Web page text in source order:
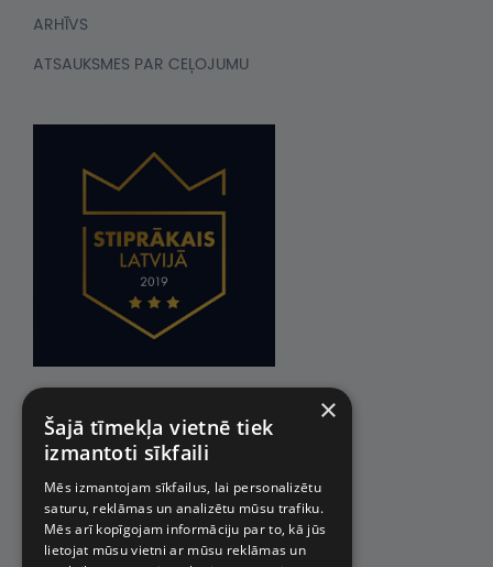
ARHĪVS
ATSAUKSMES PAR CEĻOJUMU
×
Šajā tīmekļa vietnē tiek
izmantoti sīkfaili
Mēs izmantojam sīkfailus, lai personalizētu
saturu, reklāmas un analizētu mūsu trafiku.
Mēs arī kopīgojam informāciju par to, kā jūs
lietojat mūsu vietni ar mūsu reklāmas un